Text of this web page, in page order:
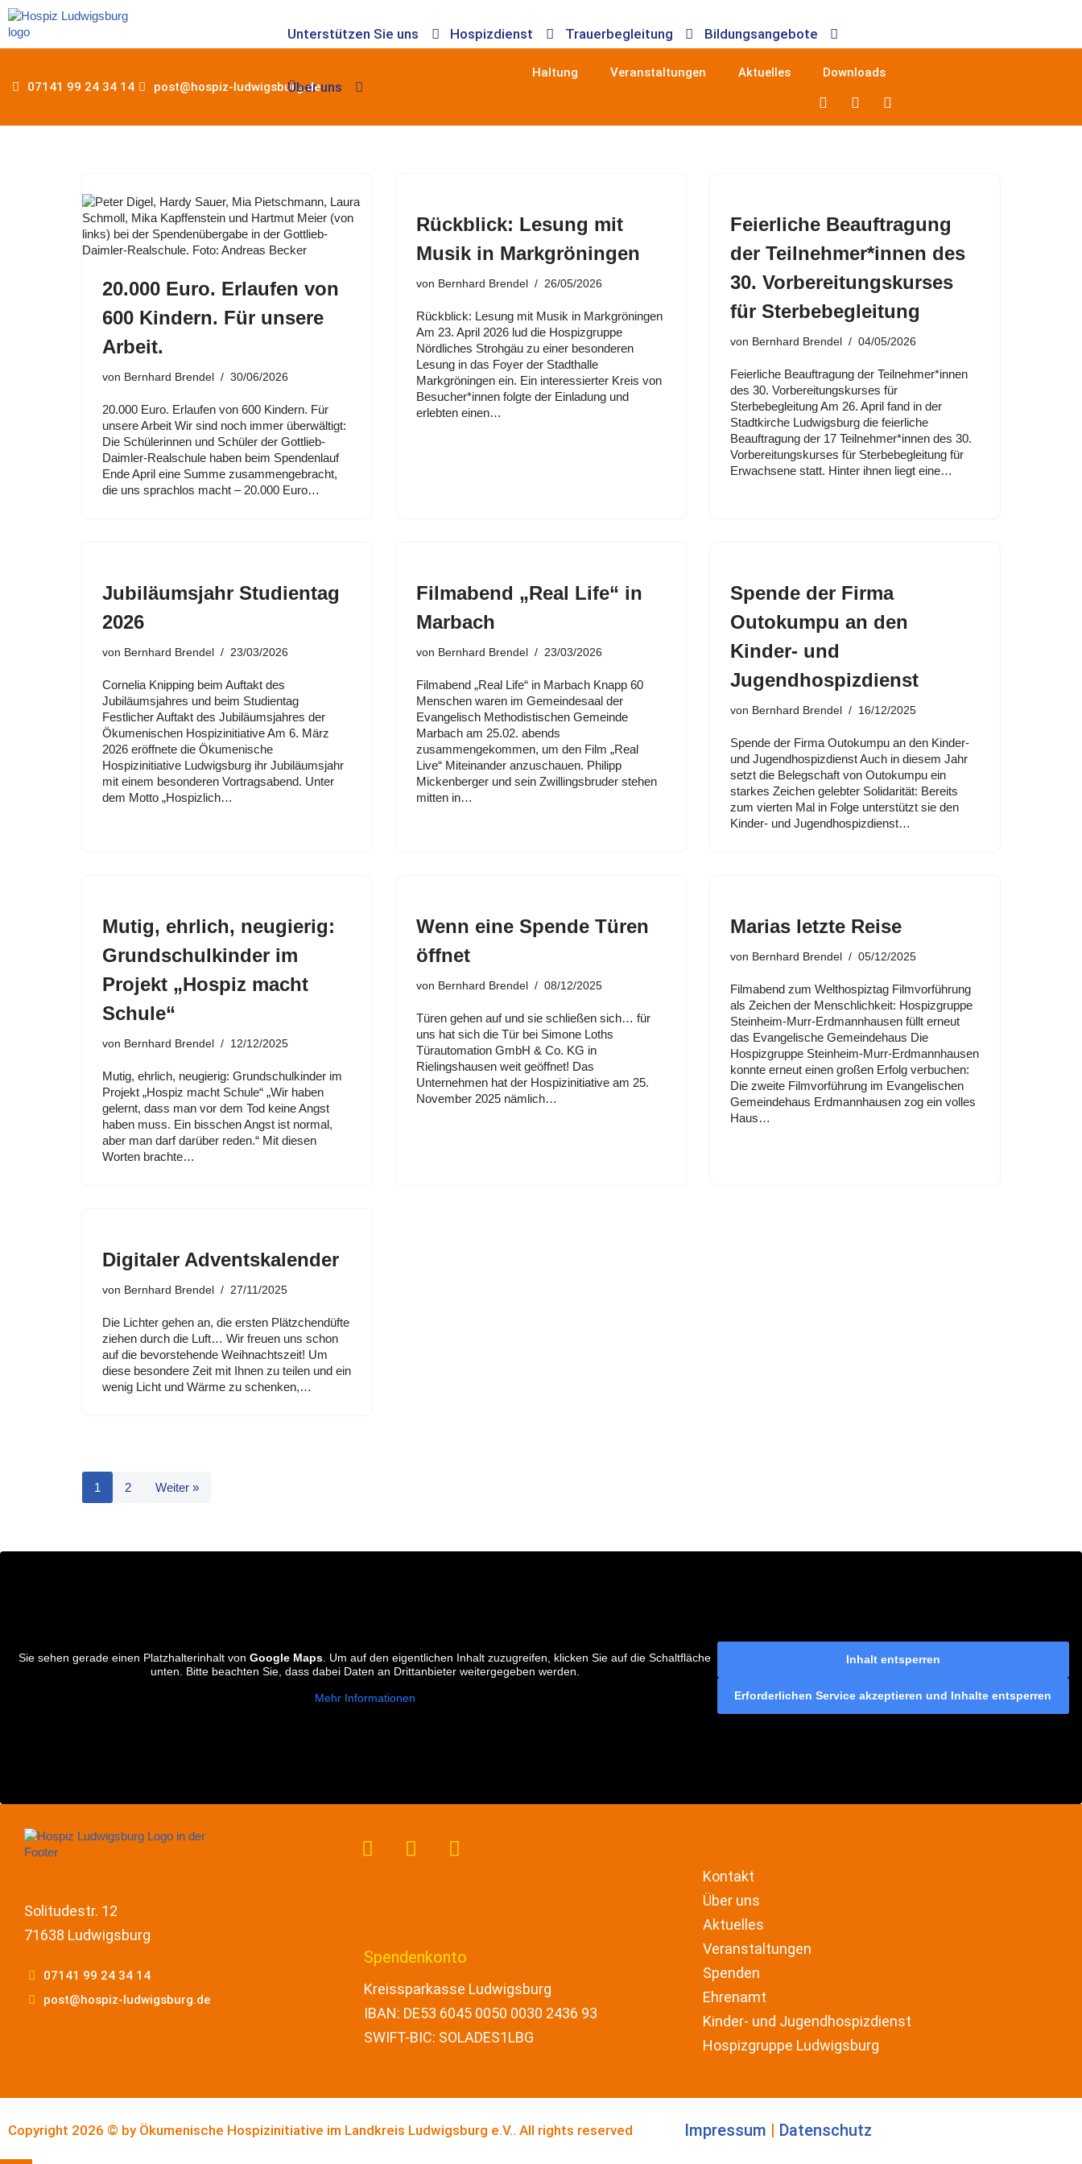
Zum
Unterstützen Sie uns Hospizdienst Trauerbegleitung Bildungsangebote
Über uns
07141 99 24 34 14 post@hospiz-ludwigsburg.de
Haltung Veranstaltungen Aktuelles Downloads
20.000 Euro. Erlaufen von
600 Kindern. Für unsere
Arbeit.
von Bernhard Brendel 30/06/2026
20.000 Euro. Erlaufen von 600 Kindern. Für
unsere Arbeit Wir sind noch immer überwältigt:
Die Schülerinnen und Schüler der Gottlieb-
Daimler-Realschule haben beim Spendenlauf
Ende April eine Summe zusammengebracht,
die uns sprachlos macht – 20.000 Euro…
Rückblick: Lesung mit
Musik in Markgröningen
von Bernhard Brendel 26/05/2026
Rückblick: Lesung mit Musik in Markgröningen
Am 23. April 2026 lud die Hospizgruppe
Nördliches Strohgäu zu einer besonderen
Lesung in das Foyer der Stadthalle
Markgröningen ein. Ein interessierter Kreis von
Besucher*innen folgte der Einladung und
erlebten einen…
Feierliche Beauftragung
der Teilnehmer*innen des
30. Vorbereitungskurses
für Sterbebegleitung
von Bernhard Brendel 04/05/2026
Feierliche Beauftragung der Teilnehmer*innen
des 30. Vorbereitungskurses für
Sterbebegleitung Am 26. April fand in der
Stadtkirche Ludwigsburg die feierliche
Beauftragung der 17 Teilnehmer*innen des 30.
Vorbereitungskurses für Sterbebegleitung für
Erwachsene statt. Hinter ihnen liegt eine…
Jubiläumsjahr Studientag
2026
von Bernhard Brendel 23/03/2026
Cornelia Knipping beim Auftakt des
Jubiläumsjahres und beim Studientag
Festlicher Auftakt des Jubiläumsjahres der
Ökumenischen Hospizinitiative Am 6. März
2026 eröffnete die Ökumenische
Hospizinitiative Ludwigsburg ihr Jubiläumsjahr
mit einem besonderen Vortragsabend. Unter
dem Motto „Hospizlich…
Filmabend „Real Life“ in
Marbach
von Bernhard Brendel 23/03/2026
Filmabend „Real Life“ in Marbach Knapp 60
Menschen waren im Gemeindesaal der
Evangelisch Methodistischen Gemeinde
Marbach am 25.02. abends
zusammengekommen, um den Film „Real
Live“ Miteinander anzuschauen. Philipp
Mickenberger und sein Zwillingsbruder stehen
mitten in…
Spende der Firma
Outokumpu an den
Kinder- und
Jugendhospizdienst
von Bernhard Brendel 16/12/2025
Spende der Firma Outokumpu an den Kinder-
und Jugendhospizdienst Auch in diesem Jahr
setzt die Belegschaft von Outokumpu ein
starkes Zeichen gelebter Solidarität: Bereits
zum vierten Mal in Folge unterstützt sie den
Kinder- und Jugendhospizdienst…
Mutig, ehrlich, neugierig:
Grundschulkinder im
Projekt „Hospiz macht
Schule“
von Bernhard Brendel 12/12/2025
Mutig, ehrlich, neugierig: Grundschulkinder im
Projekt „Hospiz macht Schule“ „Wir haben
gelernt, dass man vor dem Tod keine Angst
haben muss. Ein bisschen Angst ist normal,
aber man darf darüber reden.“ Mit diesen
Worten brachte…
Wenn eine Spende Türen
öffnet
von Bernhard Brendel 08/12/2025
Türen gehen auf und sie schließen sich… für
uns hat sich die Tür bei Simone Loths
Türautomation GmbH & Co. KG in
Rielingshausen weit geöffnet! Das
Unternehmen hat der Hospizinitiative am 25.
November 2025 nämlich…
Marias letzte Reise
von Bernhard Brendel 05/12/2025
Filmabend zum Welthospiztag Filmvorführung
als Zeichen der Menschlichkeit: Hospizgruppe
Steinheim-Murr-Erdmannhausen füllt erneut
das Evangelische Gemeindehaus Die
Hospizgruppe Steinheim-Murr-Erdmannhausen
konnte erneut einen großen Erfolg verbuchen:
Die zweite Filmvorführung im Evangelischen
Gemeindehaus Erdmannhausen zog ein volles
Haus…
Digitaler Adventskalender
von Bernhard Brendel 27/11/2025
Die Lichter gehen an, die ersten Plätzchendüfte
ziehen durch die Luft… Wir freuen uns schon
auf die bevorstehende Weihnachtszeit! Um
diese besondere Zeit mit Ihnen zu teilen und ein
wenig Licht und Wärme zu schenken,…
1 2 Weiter »
Sie sehen gerade einen Platzhalterinhalt vonGoogle Maps . Um auf den eigentlichen Inhalt zuzugreifen, klicken Sie auf die Schaltfläche
unten. Bitte beachten Sie, dass dabei Daten an Drittanbieter weitergegeben werden.
Mehr Informationen
Inhalt entsperren
Erforderlichen Service akzeptieren und Inhalte entsperren
Solitudestr. 12
71638 Ludwigsburg
07141 99 24 34 14
post@hospiz-ludwigsburg.de
Spendenkonto
Kreissparkasse Ludwigsburg
IBAN: DE53 6045 0050 0030 2436 93
SWIFT-BIC: SOLADES1LBG
Kontakt
Über uns
Aktuelles
Veranstaltungen
Spenden
Ehrenamt
Kinder- und Jugendhospizdienst
Hospizgruppe Ludwigsburg
Copyright 2026 © byÖkumenische Hospizinitiative im Landkreis Ludwigsburg e.V.. All rights reserved Impressum | Datenschutz